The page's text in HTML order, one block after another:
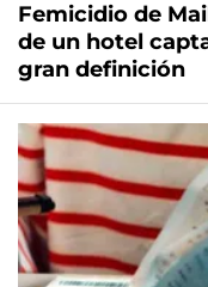
Femicidio de
de un hotel
gran definición